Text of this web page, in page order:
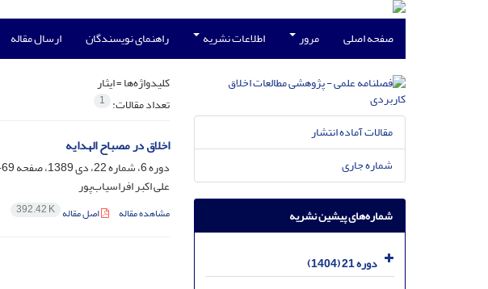
صفحه اصلی مرور اطلاعات نشریه راهنمای نویسندگان ارسال مقاله
کلیدواژه‌ها =ایثار
تعداد مقالات: 1
اخلاق در مصباح الهدایه
دوره 6، شماره 22، دی 1389، صفحه
69-93
علی اکبر افراسیاب‌پور
مشاهده مقاله اصل مقاله 392.42 K
مقالات آماده انتشار
شماره جاری
شماره‌های پیشین نشریه
دوره 21 (1404)